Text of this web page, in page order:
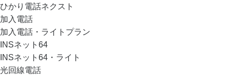
ひかり電話ネクスト
加入電話
加入電話・ライトプラン
INSネット64
INSネット64・ライト
光回線電話